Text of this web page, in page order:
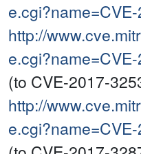
http://
(to CVE-2017-
http://